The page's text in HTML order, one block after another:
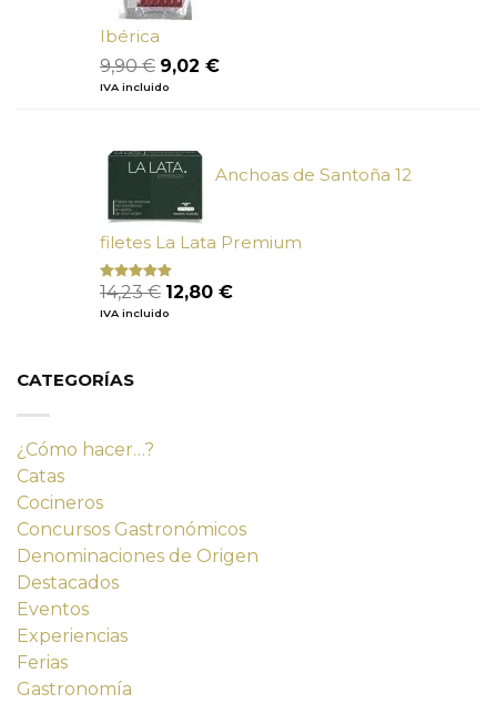
Ibérica
9,90€ El
precio
9,90 €.
9,02 €El
IVA incluido
Anchoas de Santoña 12
filetes La Lata Premium
Valorado
con
de 5
14,23€ El
precio
12,80 €El
IVA incluido
CATEGORÍAS
¿Cómo hacer…?
Catas
Cocineros
Concursos Gastronómicos
Denominaciones de Origen
Destacados
Eventos
Experiencias
Ferias
Gastronomía